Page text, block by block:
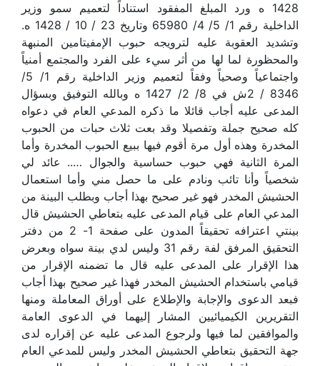
1428 ه ورد المبلغ المفقود استناداً لتعميم سمو وزير
الداخلية رقم 1/ 5/ 4/ 65980 وتاريخ 23 / 10 / 1428 ه.
وتشديد العقوبة عليه لترويجه حبوب الإمفيتامين المنبهة
والمحظورة لما لها من أثر سيء على الفرد والمجتمع أمنياً
واجتماعياً وصحياً وفقاً لتعميم وزير الداخلية رقم 1/ 5/
8346 / 2ش في 8/ 2/ 1427 ه وبالله التوفيق وبسؤال
المدعى عليه أجاب قائلا ما ذكره المدعي العام في دعواه
كله صحيح جملة وتفصيلا وقد بعت ثلاث حبات من الحبوب
المخدرة وهذه أول مرة أقوم فيها ببيع الحبوب المخدرة وأما
المرة الثانية فهي حبوب حساسية والجوال ….. عائد لي
شخصياً وأنا تائب ونادم على ما حصل مني وأما استعمال
الحشيش المخدر فهو غير صحيح بهذا أجاب وبطلب البينة من
المدعي العام على قيام المدعى عليه بتعاطي الحشيش قال
بينتي اعترافه تحقيقاً المدون على صفحة 1- 2 من دفتر
التحقيق المرفق لفة رقم 31 وليس لدي بينة سواه وبعرض
هذا الإقرار على المدعى عليه قال ما تضمنه الإقرار من
قيامي باستخدام الحشيش المخدر فهذا غير صحيح بهذا أجاب
فبعد الدعوى والإجابة والإطلاع على أوراق المعاملة ومنها
التقريرين الكيميائيين المشار إليهما في الدعوى العامة
والموافقين لما فيها ولرجوع المدعى عليه عن إقراره لدى
جهة التحقيق بتعاطي الحشيش المخدر وليس للمدعي العام